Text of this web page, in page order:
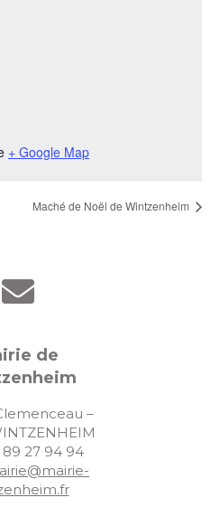
+ Google Map
Maché de Noël de Wintzenheim
de
–
89 27 94 94